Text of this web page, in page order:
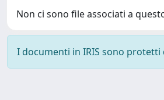
Non ci sono file associati a
I documenti in IRIS sono